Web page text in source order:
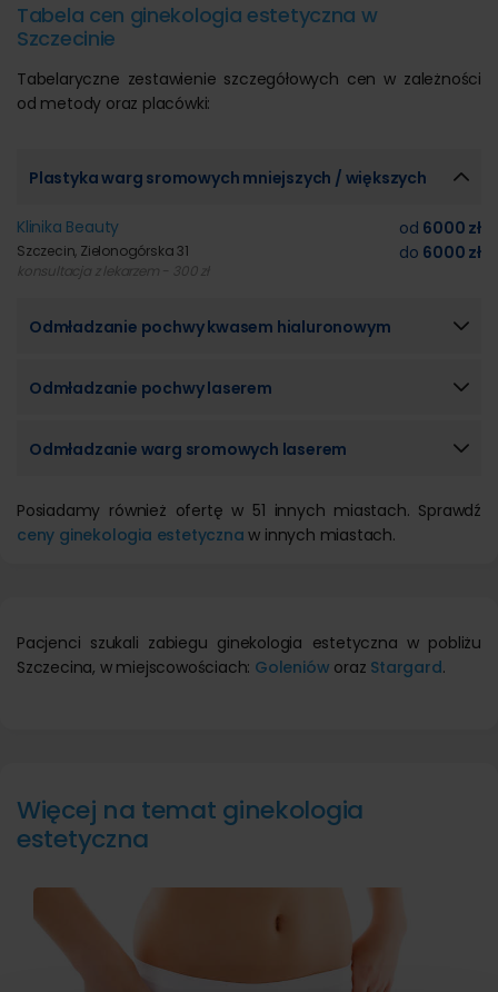
Tabela cen ginekologia estetyczna w
Szczecinie
Tabelaryczne zestawienie szczegółowych cen w zależności
od metody oraz placówki:
Plastyka warg sromowych mniejszych / większych
Klinika Beauty
Szczecin, Zielonogórska 31
konsultacja z lekarzem - 300 zł
od 6000 zł
do 6000 zł
Odmładzanie pochwy kwasem hialuronowym
Odmładzanie pochwy laserem
Odmładzanie warg sromowych laserem
Posiadamy również ofertę w 51 innych miastach. Sprawdź
ceny ginekologia estetyczna w innych miastach.
Pacjenci szukali zabiegu ginekologia estetyczna w pobliżu
Szczecina, w miejscowościach: Goleniów oraz Stargard.
Więcej na temat ginekologia
estetyczna